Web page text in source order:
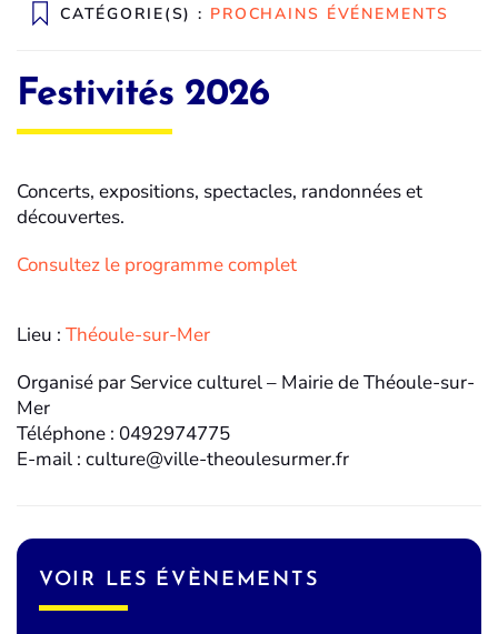
CATÉGORIE(S) : PROCHAINS ÉVÉNEMENTS
Festivités 2026
Concerts, expositions, spectacles, randonnées et
découvertes.
Consultez le programme complet
Lieu : Théoule-sur-Mer
Organisé par Service culturel – Mairie de Théoule-sur-
Mer
Téléphone : 0492974775
E-mail : culture@ville-theoulesurmer.fr
VOIR LES ÉVÈNEMENTS